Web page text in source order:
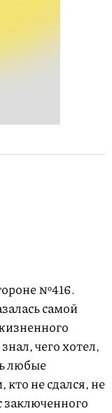
№416.
самой
чего хотел,
любые
не сдался, не
заключенного